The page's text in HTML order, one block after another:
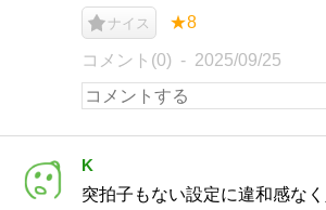
ナイス ★8
コメント(0) 2025/09/25
K
突拍子もない設定に違和感な